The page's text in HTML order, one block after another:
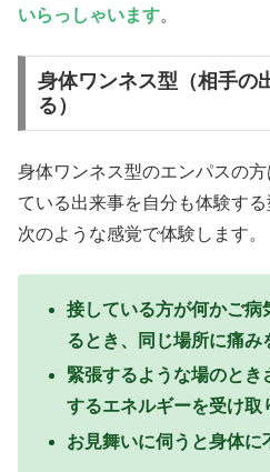
いらっしゃいます。
身体ワンネス型（相手の
る）
身体ワンネス型のエンパスの
ている出来事を自分も体験す
次のような感覚で体験します。
接している方が何かご病
るとき、同じ場所に痛み
緊張するような場のとき
するエネルギーを受け取
お見舞いに伺うと身体に